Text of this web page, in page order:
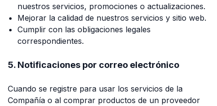
nuestros servicios, promociones o actualizaciones.
Mejorar la calidad de nuestros servicios y sitio web.
Cumplir con las obligaciones legales
correspondientes.
5. Notificaciones por correo electrónico
Cuando se registre para usar los servicios de la
Compañía o al comprar productos de un proveedor